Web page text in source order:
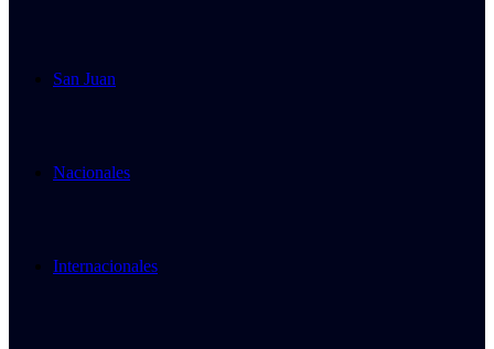
San Juan
Nacionales
Internacionales